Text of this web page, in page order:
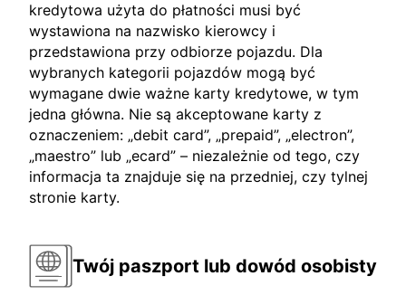
kredytowa użyta do płatności musi być
wystawiona na nazwisko kierowcy i
przedstawiona przy odbiorze pojazdu. Dla
wybranych kategorii pojazdów mogą być
wymagane dwie ważne karty kredytowe, w tym
jedna główna. Nie są akceptowane karty z
oznaczeniem: „debit card”, „prepaid”, „electron”,
„maestro” lub „ecard” – niezależnie od tego, czy
informacja ta znajduje się na przedniej, czy tylnej
stronie karty.
Twój paszport lub dowód osobisty